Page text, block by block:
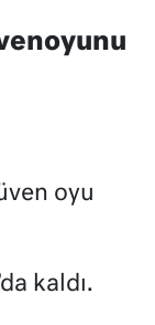
oyu
kaldı.